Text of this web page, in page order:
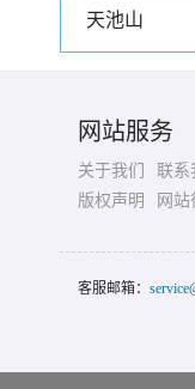
天池山
网站服务
关于我们 联系
版权声明
网站
客服邮箱：